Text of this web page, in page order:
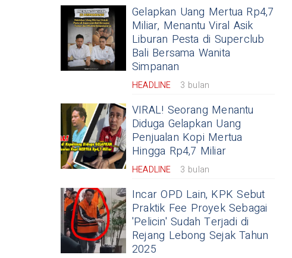
Gelapkan Uang Mertua Rp4,7
Miliar, Menantu Viral Asik
Liburan Pesta di Superclub
Bali Bersama Wanita
Simpanan
HEADLINE 3 bulan
VIRAL! Seorang Menantu
Diduga Gelapkan Uang
Penjualan Kopi Mertua
Hingga Rp4,7 Miliar
HEADLINE 3 bulan
Incar OPD Lain, KPK Sebut
Praktik Fee Proyek Sebagai
'Pelicin' Sudah Terjadi di
Rejang Lebong Sejak Tahun
2025